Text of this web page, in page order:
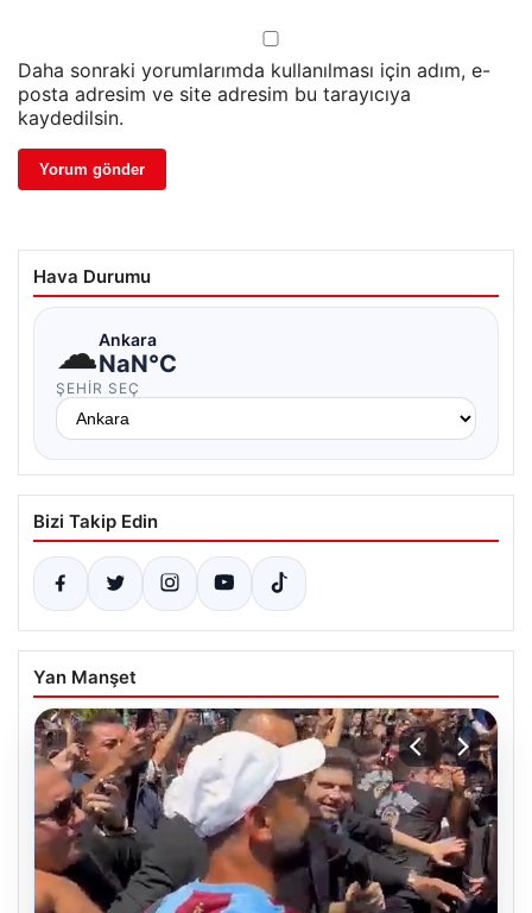
Daha sonraki yorumlarımda kullanılması için adım, e-
posta adresim ve site adresim bu tarayıcıya
kaydedilsin.
Hava Durumu
☁Ankara
NaN°C
ŞEHIR SEÇ
Bizi Takip Edin
Yan Manşet